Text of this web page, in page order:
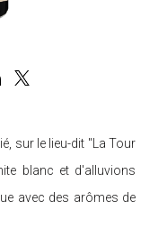
sur le lieu-dit "La Tour
blanc et d'alluvions
avec des arômes de